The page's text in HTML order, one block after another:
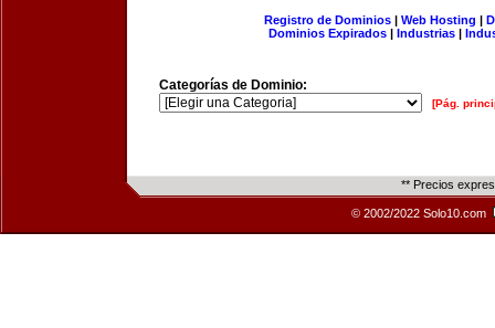
Registro de Dominios| Web Hosting |
Dominios Expirados | Industrias |
Categorías de Dominio:
[Pág.
** Precios
© 2002/2022 Solo10.com